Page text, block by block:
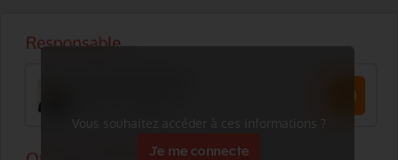
Vous souhaitez accéder à ces informations ?
Je me connecte